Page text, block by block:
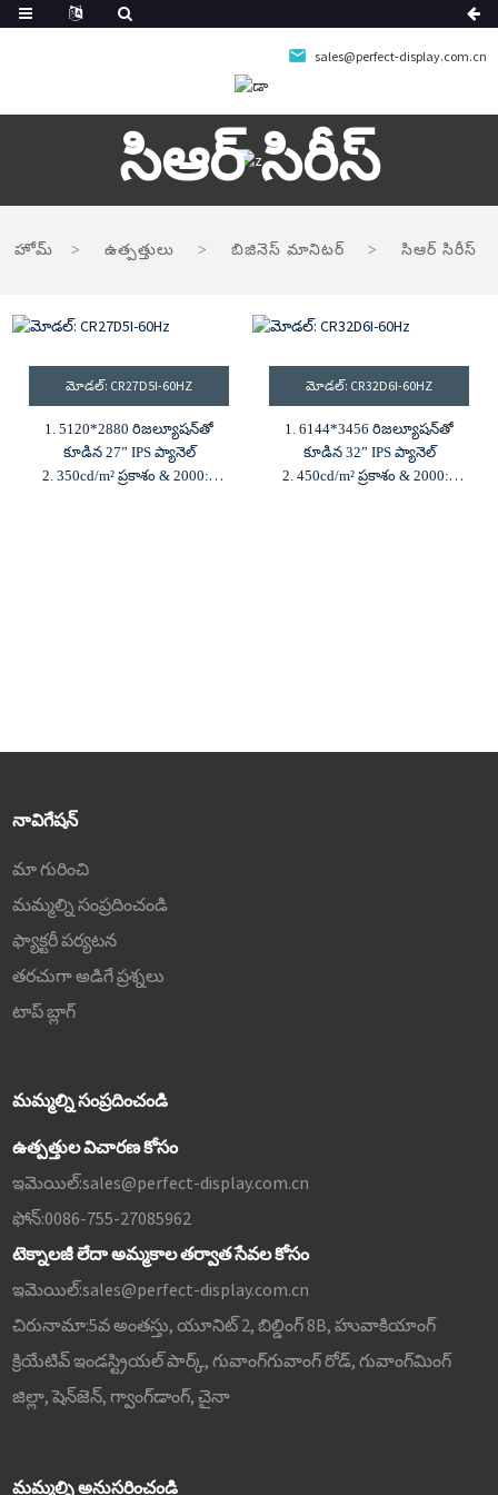
sales@perfect-display.com.cn
సిఆర్ సిరీస్
హోమ్ ఉత్పత్తులు బిజినెస్ మానిటర్ సిఆర్ సిరీస్
మోడల్: CR27D5I-60HZ
1. 5120*2880 రిజల్యూషన్‌తో
కూడిన 27” IPS ప్యానెల్
2. 350cd/m² ప్రకాశం & 2000:1
మోడల్: CR32D6I-60HZ
1. 6144*3456 రిజల్యూషన్‌తో
కూడిన 32” IPS ప్యానెల్
2. 450cd/m² ప్రకాశం & 2000:1
నావిగేషన్
మా గురించి
మమ్మల్ని సంప్రదించండి
ఫ్యాక్టరీ పర్యటన
తరచుగా అడిగే ప్రశ్నలు
టాప్ బ్లాగ్
మమ్మల్ని సంప్రదించండి
ఉత్పత్తుల విచారణ కోసం
ఇమెయిల్:sales@perfect-display.com.cn
ఫోన్:0086-755-27085962
టెక్నాలజీ లేదా అమ్మకాల తర్వాత సేవల కోసం
ఇమెయిల్:sales@perfect-display.com.cn
చిరునామా:5వ అంతస్తు, యూనిట్ 2, బిల్డింగ్ 8B, హువాకియాంగ్
క్రియేటివ్ ఇండస్ట్రియల్ పార్క్, గువాంగ్‌గువాంగ్ రోడ్, గువాంగ్‌మింగ్
జిల్లా, షెన్‌జెన్, గ్వాంగ్‌డాంగ్, చైనా
మమ్మల్ని అనుసరించండి